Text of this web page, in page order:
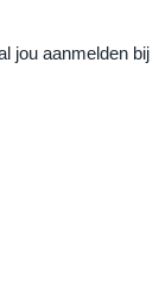
jou aanmelden bij